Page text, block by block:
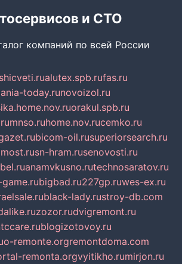
и СТО
компаний по всей России
alutex.spb.rufas.ru
today.runovoizol.ru
orakul.spb.ru
mnso.ruhome.nov.rucemko.ru
bicom-oil.rusuperiorsearch.ru
sn-hram.rusenovosti.ru
anamvkusno.rutechnosaratov.ru
bigbad.ru227gp.ruwes-ex.ru
black-lady.rustroy-db.com
zozor.rudvigremont.ru
blogizotovoy.ru
o-remonte.orgremontdoma.com
remonta.orgvyitikho.rumirjon.ru